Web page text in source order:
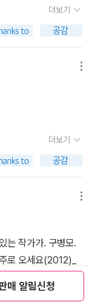
매 알림신청
지만, 가야 할 것 같
왔어요. 과자가 좋
은 그런 것들은 없지
할 것 같은 기분이 듭
, 에너지도 적어지
것 같긴 해요. 페이
은데, 그건 못 봤고,
확진자가 처음으
입니다. 그리고 짧
으로 처음으로 60
상 관련 뉴스가 많이
래서인지 11월부터
부를 내일 발표한
강 관리 조심하셔
급문자인데, 오늘은
느 소식과, 그리고
다. 4천명대인 요즘,
못될까봐 노심초사
줄 강하가 있다. 곤
죽을 때에 함께 있
없다. 또 더한 문제
에 생존 자체가 위
마가 죽자 그런 위
라는 여자를 구해주
다. 그걸 강하가 보
이 곤에 의해 구조
공감대를 형성하
신의 아버지와 함께
못한다. 해류는 곤
진을 빌미로 곤을
을 알려준다. 그후
어린 소녀가 파도
, 그 청년의 귀 뒤에
의 흉터를 숨길 것
로 피곤한 어린 시
다. (합리화ㅋㅋ) 지
할 수 있는 지경에
기 보다는 점차적
인 계기를 찾아보
. 짧은 반바지를 입
에 거닐어도 ㅋㅋ
나한테 관심의 시
같다.
더보기
더보기
는 작가가. 구병모.
로 오세요(2012)_
라고. 막연히 생각